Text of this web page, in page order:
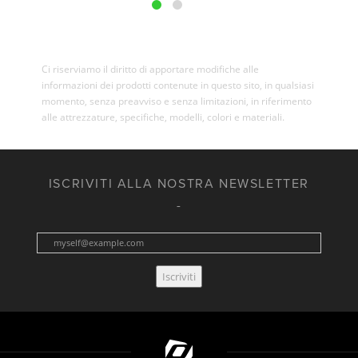
Ci riserviamo il diritto di apportare modifiche alle
informazioni dei prodotti contenute in questo sito, in qualsiasi
momento, senza preavviso e senza limitazioni, in riferimento
alle attrezzature, specifiche, modelli, colori e materiali.
ISCRIVITI ALLA NOSTRA NEWSLETTER
Iscriviti